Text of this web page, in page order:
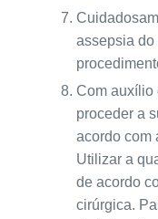
assepsia
Com auxílio
proceder a
acordo com
Utilizar a
de acordo
cirúrgica.